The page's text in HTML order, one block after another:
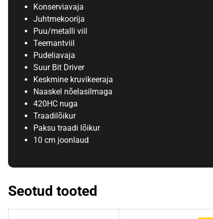
Konserviavaja
Juhtmekoorija
Puu/metalli viil
Teemantviil
Pudeliavaja
Suur Bit Driver
Keskmine kruvikeeraja
Naaskel nõelasilmaga
420HC nuga
Traadilõikur
Paksu traadi lõikur
10 cm joonlaud
Seotud tooted